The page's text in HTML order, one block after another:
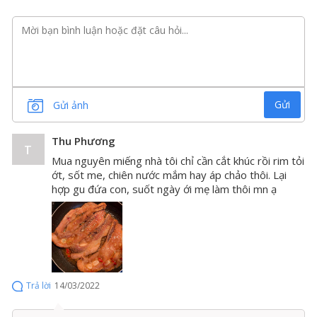
heo Iberico.
Sườn heo Mỹ có thớ thịt mềm mại cùng phần xương
dẹp, không quá to tạo nên hương vị thơm ngon đặc
trưng của giống heo cao cấp tại Mỹ. Đặc biệt sườn heo
mềm, ngọt dễ dàng chế biến thành nhiều món ăn đưa
cơm nên được nhiều người nội trợ ưa thích.
Gửi ảnh Gửi
T
Thu Phương
Mua nguyên miếng nhà tôi chỉ cần cắt khúc rồi rim tỏi
ớt, sốt me, chiên nước mắm hay áp chảo thôi. Lại
hợp gu đứa con, suốt ngày ới mẹ làm thôi mn ạ
Trả lời 14/03/2022